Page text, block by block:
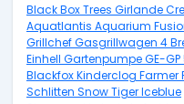
Black Box Trees Girlande
Aquatlantis Aquarium
Grillchef Gasgrillwagen 4
Einhell Gartenpumpe GE-GP
Blackfox Kinderclog Farmer
Schlitten Snow Tiger Iceblue